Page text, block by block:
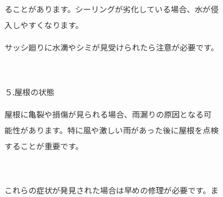
ることがあります。シーリングが劣化している場合、水が侵
入しやすくなります。
サッシ廻りに水滴やシミが見受けられたら注意が必要です。
５.屋根の状態
屋根に亀裂や損傷が見られる場合、雨漏りの原因となる可
能性があります。特に風や激しい雨があった後に屋根を点検
することが重要です。
これらの症状が発見された場合は早めの修理が必要です。ま